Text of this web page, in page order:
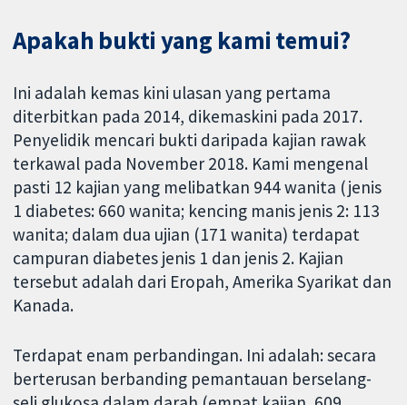
Apakah bukti yang kami temui?
Ini adalah kemas kini ulasan yang pertama
diterbitkan pada 2014, dikemaskini pada 2017.
Penyelidik mencari bukti daripada kajian rawak
terkawal pada November 2018. Kami mengenal
pasti 12 kajian yang melibatkan 944 wanita (jenis
1 diabetes: 660 wanita; kencing manis jenis 2: 113
wanita; dalam dua ujian (171 wanita) terdapat
campuran diabetes jenis 1 dan jenis 2. Kajian
tersebut adalah dari Eropah, Amerika Syarikat dan
Kanada.
Terdapat enam perbandingan. Ini adalah: secara
berterusan berbanding pemantauan berselang-